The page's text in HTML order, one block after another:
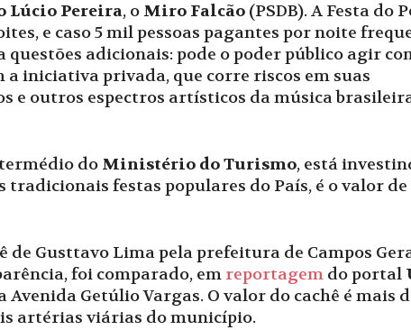
Lúcio Pereira, o Miro Falcão (PSDB). A Festa do
e caso 5 mil pessoas pagantes por noite
questões adicionais: pode o poder público agir
iniciativa privada, que corre riscos em suas
e outros espectros artísticos da música
do Ministério do Turismo, está
tradicionais festas populares do País, é o valor
de Gusttavo Lima pela prefeitura de Campos
foi comparado, em reportagem do portal
Getúlio Vargas. O valor do cachê é mais
artérias viárias do município.